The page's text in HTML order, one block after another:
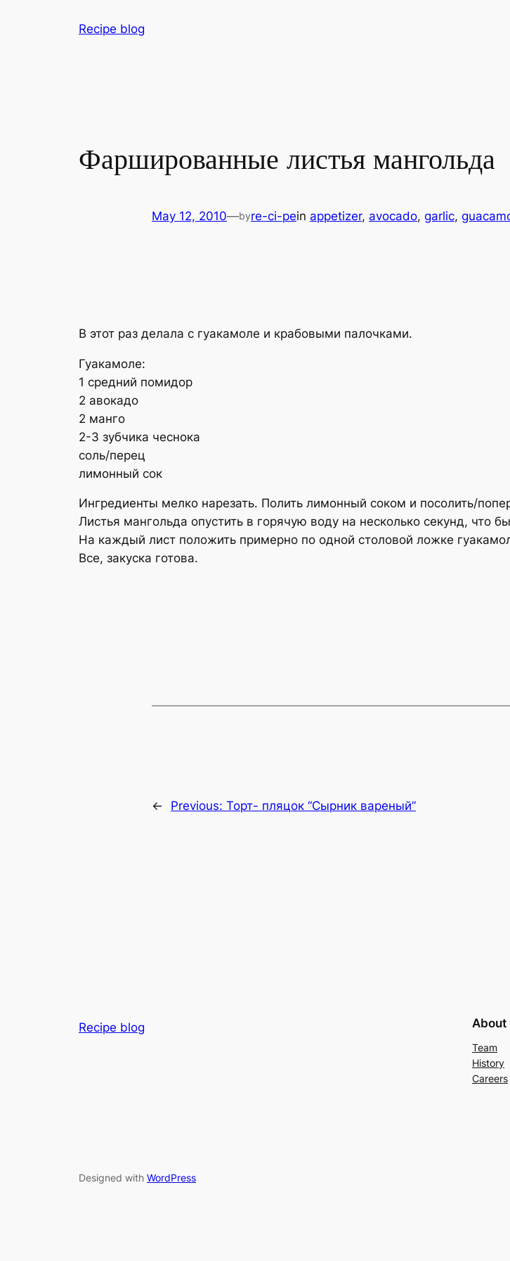
Recipe blog
Фаршированные листья мангольда
May 12, 2010—byre-ci-pein appetizer, avocado, garlic,
В этот раз делала с гуакамоле и крабовыми палочками.
Гуакамоле:
1 средний помидор
2 авокадо
2 манго
2-3 зубчика чеснока
соль/перец
лимонный сок
Ингредиенты мелко нарезать. Полить лимонный соком и посолить/
Листья мангольда опустить в горячую воду на несколько секунд, что
На каждый лист положить примерно по одной столовой ложке
Все, закуска готова.
← Previous: Торт- пляцок “Сырник вареный”
Recipe blog About
Team
History
Careers
Designed with WordPress